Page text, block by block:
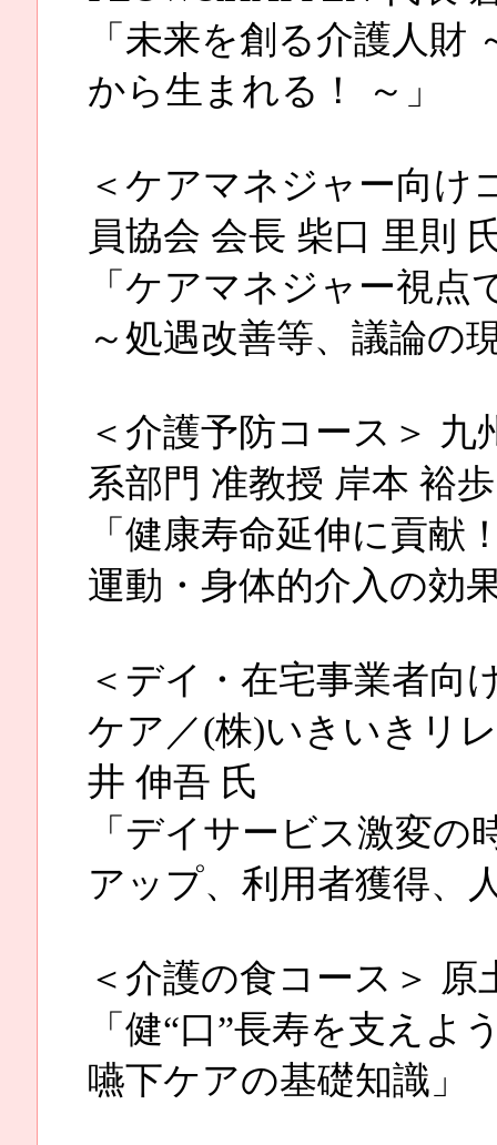
「未来を創る介護人財
から生まれる！ ～」
＜ケアマネジャー向け
員協会 会長 柴口 里則
「ケアマネジャー視点
～処遇改善等、議論の
＜介護予防コース＞
系部門 准教授 岸本 裕
「健康寿命延伸に貢
運動・身体的介入の効
＜デイ・在宅事業者向
ケア／(株)いきいきリ
井 伸吾 氏
「デイサービス激変
アップ、利用者獲得、
＜介護の食コース＞
「健“口”長寿を支え
嚥下ケアの基礎知識」